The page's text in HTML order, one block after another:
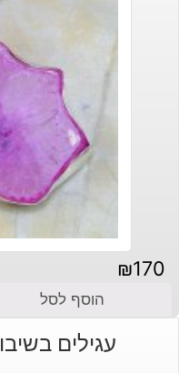
₪170
הוסף לסל
עגילים